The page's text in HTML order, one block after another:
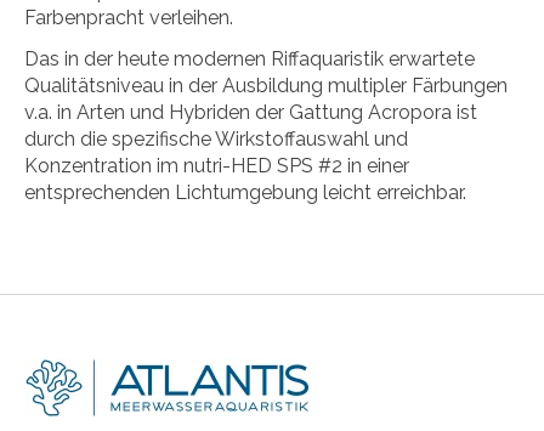
Farbenpracht verleihen.
Das in der heute modernen Riffaquaristik erwartete
Qualitätsniveau in der Ausbildung multipler Färbungen
v.a. in Arten und Hybriden der Gattung Acropora ist
durch die spezifische Wirkstoffauswahl und
Konzentration im nutri-HED SPS #2 in einer
entsprechenden Lichtumgebung leicht erreichbar.